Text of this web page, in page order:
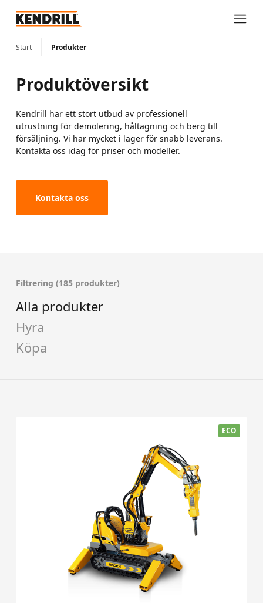
Start Produkter
Produktöversikt
Kendrill har ett stort utbud av professionell
utrustning för demolering, håltagning och berg till
försäljning. Vi har mycket i lager för snabb leverans.
Kontakta oss idag för priser och modeller.
Kontakta oss
Filtrering (185 produkter)
Alla produkter
Hyra
Köpa
ECO